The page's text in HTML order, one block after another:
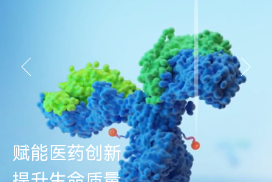
赋能医药创新